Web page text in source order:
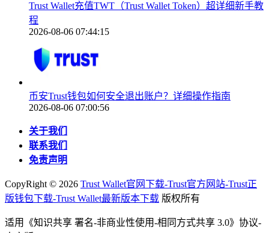
Trust Wallet充值TWT（Trust Wallet Token）超详细新手教
程
2026-08-06 07:44:15
币安Trust钱包如何安全退出账户？详细操作指南
2026-08-06 07:00:56
关于我们
联系我们
免责声明
CopyRight © 2026 Trust Wallet官网下载-Trust官方网站-Trust正
版钱包下载-Trust Wallet最新版本下载 版权所有
适用《知识共享 署名-非商业性使用-相同方式共享 3.0》协议-